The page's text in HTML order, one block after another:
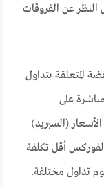
عن الفروقات
المتعلقة بتداول
على
(السبريد)
أقل تكلفة
تداول مختلفة.